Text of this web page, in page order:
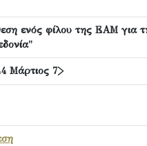
ενός φίλου της ΕΑΜ για
Μάρτιος 7>